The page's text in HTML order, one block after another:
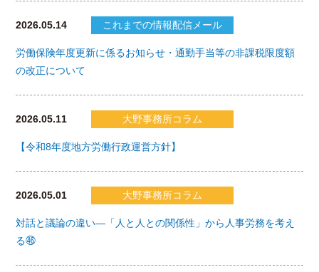
2026.05.14 これまでの情報配信メール
労働保険年度更新に係るお知らせ・通勤手当等の非課税限度額
の改正について
2026.05.11 大野事務所コラム
【令和8年度地方労働行政運営方針】
2026.05.01 大野事務所コラム
対話と議論の違い―「人と人との関係性」から人事労務を考え
る㊻